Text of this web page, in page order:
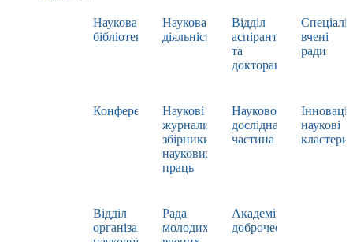
Наукова
бібліотека
Наукова
діяльність
Відділ
аспірантури
та
докторантури
вчені
ради
Конференції
Наукові
журнали,
збірники
наукових
праць
Науково-
дослідна
частина
наукові
кластери
Відділ
організації
Рада
молодих
Академічна
доброчесність